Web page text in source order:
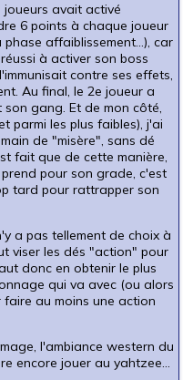
joueurs avait activé
6 points à chaque joueur
affaiblissement...), car
à activer son boss
contre ses effets,
Au final, le 2e joueur a
gang. Et de mon côté,
parmi les plus faibles), j'ai
de "misère", sans dé
fait que de cette manière,
pour son grade, c'est
tard pour rattrapper son
a pas tellement de choix à
viser les dés "action" pour
donc en obtenir le plus
qui va avec (ou alors
au moins une action
l'ambiance western du
encore jouer au yahtzee...